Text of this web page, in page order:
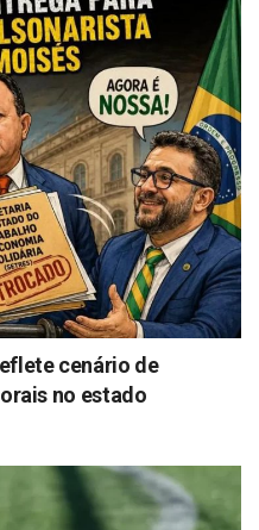
cenário de
no estado